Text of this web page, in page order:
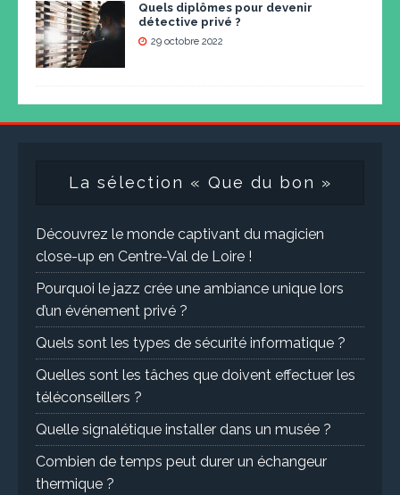
Quels diplômes pour devenir
détective privé ?
29 octobre 2022
La sélection « Que du bon »
Découvrez le monde captivant du magicien
close-up en Centre-Val de Loire !
Pourquoi le jazz crée une ambiance unique lors
d’un événement privé ?
Quels sont les types de sécurité informatique ?
Quelles sont les tâches que doivent effectuer les
téléconseillers ?
Quelle signalétique installer dans un musée ?
Combien de temps peut durer un échangeur
thermique ?